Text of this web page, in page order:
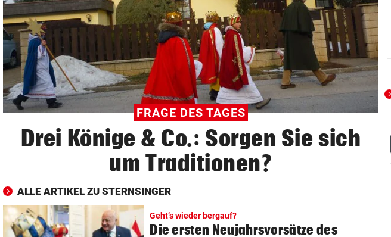
FRAGE DES TAGES
Drei Könige & Co.: Sorgen Sie sich
um Traditionen?
ALLE ARTIKEL ZU STERNSINGER
Geht‘s wieder bergauf?
Die ersten Neujahrsvorsätze des